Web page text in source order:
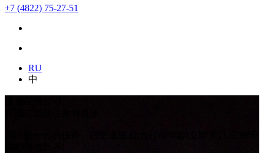
+7 (4822) 75-27-51
RU
中